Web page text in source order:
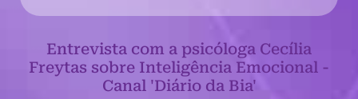
Entrevista com a psicóloga Cecília
Freytas sobre Inteligência Emocional -
Canal 'Diário da Bia'